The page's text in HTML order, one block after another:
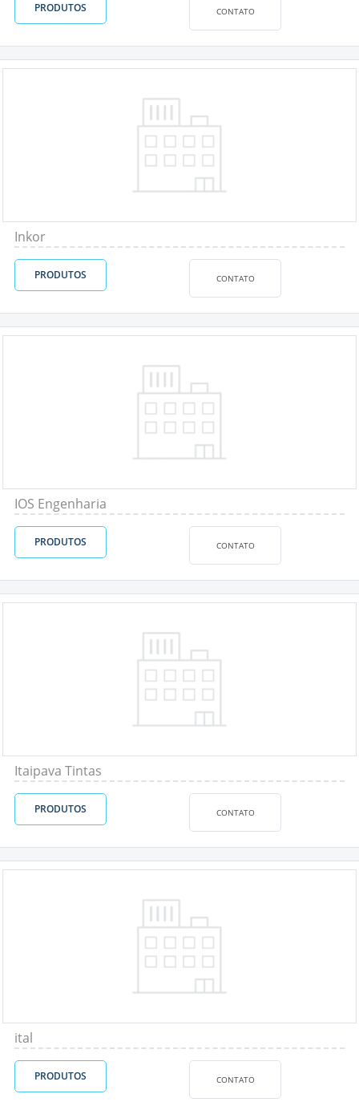
PRODUTOS CONTATO
Inkor
PRODUTOS CONTATO
IOS Engenharia
PRODUTOS CONTATO
Itaipava Tintas
PRODUTOS CONTATO
ital
PRODUTOS CONTATO